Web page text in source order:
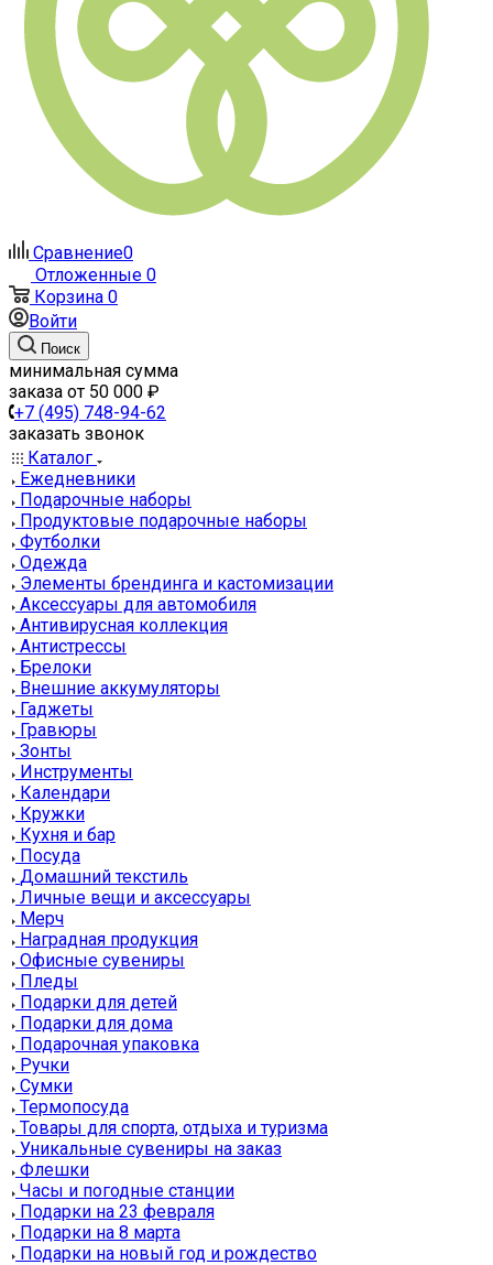
Сравнение0
Отложенные 0
Корзина 0
Войти
Поиск
минимальная сумма
заказа от 50 000 ₽
+7 (495) 748-94-62
заказать звонок
Каталог
Ежедневники
Подарочные наборы
Продуктовые подарочные наборы
Футболки
Одежда
Элементы брендинга и кастомизации
Аксессуары для автомобиля
Антивирусная коллекция
Антистрессы
Брелоки
Внешние аккумуляторы
Гаджеты
Гравюры
Зонты
Инструменты
Календари
Кружки
Кухня и бар
Посуда
Домашний текстиль
Личные вещи и аксессуары
Мерч
Наградная продукция
Офисные сувениры
Пледы
Подарки для детей
Подарки для дома
Подарочная упаковка
Ручки
Сумки
Термопосуда
Товары для спорта, отдыха и туризма
Уникальные сувениры на заказ
Флешки
Часы и погодные станции
Подарки на 23 февраля
Подарки на 8 марта
Подарки на новый год и рождество